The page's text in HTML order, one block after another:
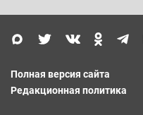
Полная версия сайта
Редакционная политика